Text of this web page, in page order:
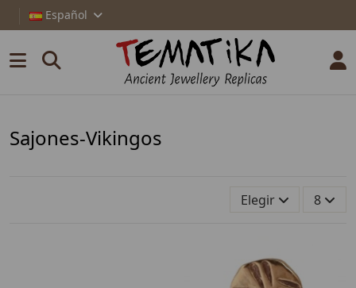
Español
Sajones-Vikingos
Elegir 8